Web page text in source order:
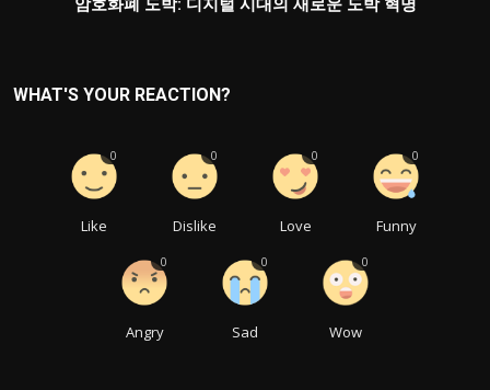
WHAT'S YOUR REACTION?
Like
0
Dislike
0
Love
0
Funny
0
Angry
0
Sad
0
Wow
0